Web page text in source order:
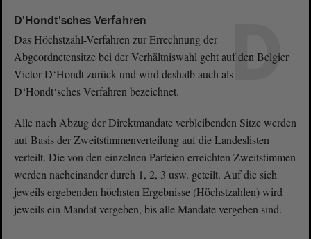
D
D'Hondt'sches Verfahren
Das Höchstzahl-Verfahren zur Errechnung der
Abgeordnetensitze bei der Verhältniswahl geht auf den Belgier
Victor D‘Hondt zurück und wird deshalb auch als
D‘Hondt‘sches Verfahren bezeichnet.
Alle nach Abzug der Direktmandate verbleibenden Sitze werden
auf Basis der Zweitstimmenverteilung auf die Landeslisten
verteilt. Die von den einzelnen Parteien erreichten Zweitstimmen
werden nacheinander durch 1, 2, 3 usw. geteilt. Auf die sich
jeweils ergebenden höchsten Ergebnisse (Höchstzahlen) wird
jeweils ein Mandat vergeben, bis alle Mandate vergeben sind.